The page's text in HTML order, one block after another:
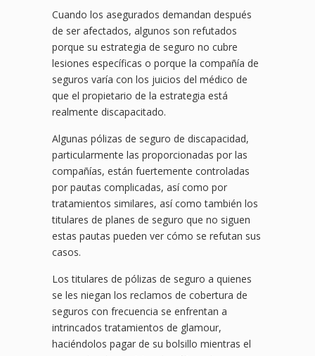
Cuando los asegurados demandan después
de ser afectados, algunos son refutados
porque su estrategia de seguro no cubre
lesiones específicas o porque la compañía de
seguros varía con los juicios del médico de
que el propietario de la estrategia está
realmente discapacitado.
Algunas pólizas de seguro de discapacidad,
particularmente las proporcionadas por las
compañías, están fuertemente controladas
por pautas complicadas, así como por
tratamientos similares, así como también los
titulares de planes de seguro que no siguen
estas pautas pueden ver cómo se refutan sus
casos.
Los titulares de pólizas de seguro a quienes
se les niegan los reclamos de cobertura de
seguros con frecuencia se enfrentan a
intrincados tratamientos de glamour,
haciéndolos pagar de su bolsillo mientras el